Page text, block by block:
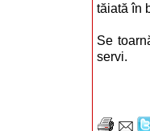
tăiată în
Se
servi.